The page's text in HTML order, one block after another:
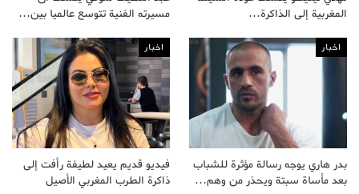
المغربية إلى الذاكرة…
مسيرته الفنية تتوسع عالميا بين…
اخبار
بدر هاري يوجه رسالة مؤثرة للشباب
بعد مأساة سبتة ويحذر من وهم…
اخبار
فيديو قديم يعيد لطيفة رأفت إلى
ذاكرة الطرب المغربي الأصيل